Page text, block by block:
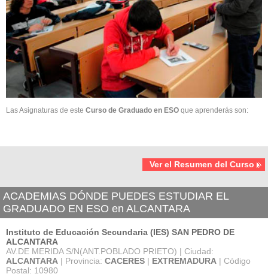
Las Asignaturas de este Curso de Graduado en ESO que aprenderás son:
Ver el Resumen del Curso
ACADEMIAS DÓNDE PUEDES ESTUDIAR EL
GRADUADO EN ESO en ALCANTARA
Instituto de Educación Secundaria (IES) SAN PEDRO DE
ALCANTARA
AV.DE MERIDA S/N(ANT.POBLADO PRIETO) | Ciudad:
ALCANTARA | Provincia: CACERES | EXTREMADURA | Código
Postal: 10980